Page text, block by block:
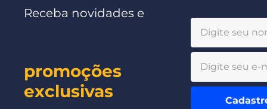
Receba novidades e
promoções
exclusivas